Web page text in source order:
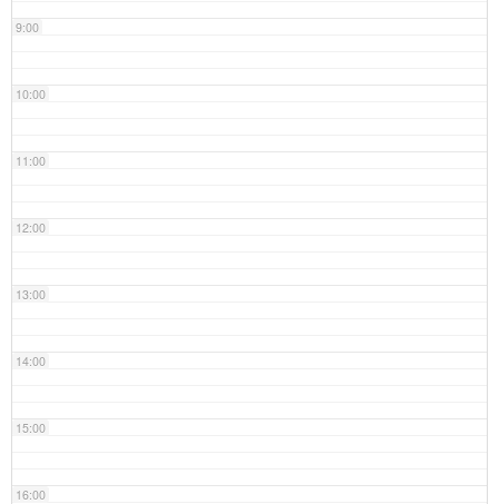
9:00
10:00
11:00
12:00
13:00
14:00
15:00
16:00